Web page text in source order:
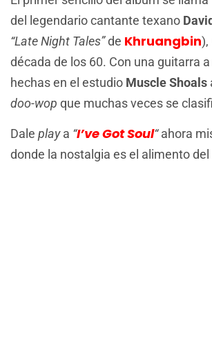
del legendario cantante texano
“Late Night Tales”de Khruangbin),
década de los 60. Con una guitarra
hechas en el estudio Muscle Shoals
doo-wop que muchas veces se
Dale playa “I’ve Got Soul“ahora
donde la nostalgia es el alimento del